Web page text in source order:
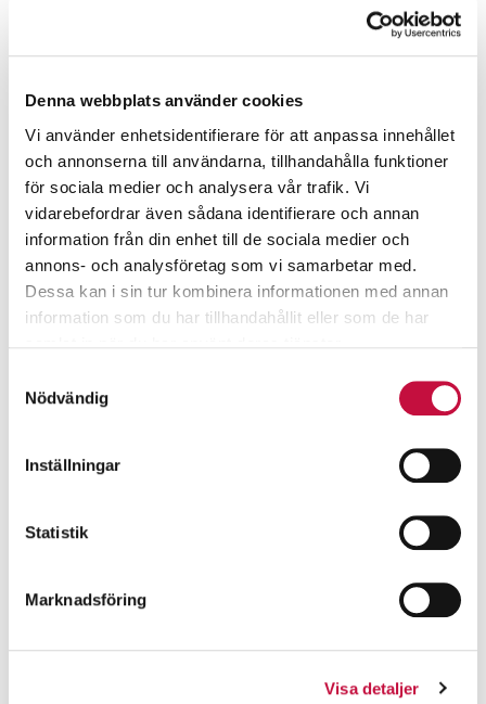
Denna webbplats använder cookies
Vi använder enhetsidentifierare för att anpassa innehållet
och annonserna till användarna, tillhandahålla funktioner
för sociala medier och analysera vår trafik. Vi
vidarebefordrar även sådana identifierare och annan
information från din enhet till de sociala medier och
annons- och analysföretag som vi samarbetar med.
Dessa kan i sin tur kombinera informationen med annan
information som du har tillhandahållit eller som de har
Nödvändig
Inställningar
Statistik
Marknadsföring
Visa detaljer